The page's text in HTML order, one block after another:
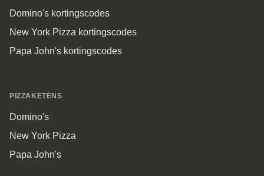
Domino's kortingscodes
New York Pizza kortingscodes
Papa John's kortingscodes
PIZZAKETENS
Domino's
New York Pizza
Papa John's